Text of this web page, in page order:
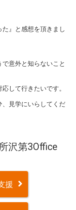
た』と感想を頂きまし
意外と知らないこと
して行きたいです。
、見学にいらしてくだ
沢第3Office
援